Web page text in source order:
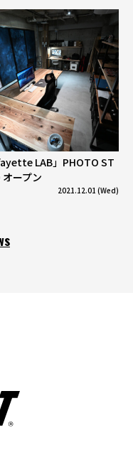
LAB」PHOTO ST
オープン
2021.12.01 (Wed)